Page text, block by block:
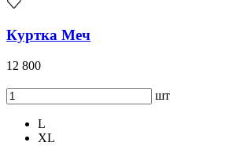
Куртка Меч
12 800
шт
L
XL